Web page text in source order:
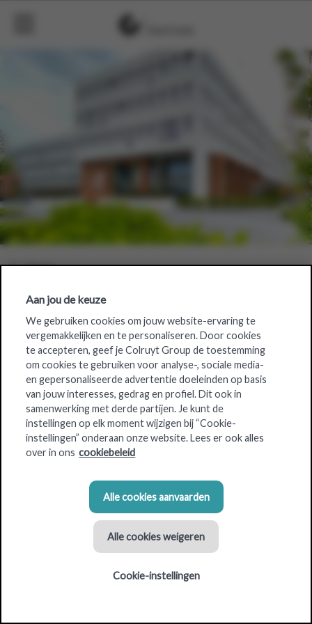
Colruyt Group Academy
Bijlerenin een ongedwongen sfeer?Professionele en
persoonlijke ontwikkeling ?
In onze eigenColruyt Group Academykunnen onze
medewerkersheel wat opleidingen volgen. Maar we gaan
verder dan dat: ook onzeklantenbieden we boeiende
workshops aan over allerlei inspirerende thema’s.
Criteria voor de locatie
Gebouwoppervlakte: 900 m² - 1200 m²
Parkeerplaatsen: 40 - 60
Aan jou de keuze
We gebruiken cookies om jouw website-ervaring te
vergemakkelijken en te personaliseren. Door cookies
te accepteren, geef je Colruyt Group de toestemming
om cookies te gebruiken voor analyse-, sociale media-
en gepersonaliseerde advertentie doeleinden op basis
van jouw interesses, gedrag en profiel. Dit ook in
samenwerking met derde partijen. Je kunt de
instellingen op elk moment wijzigen bij “Cookie-
instellingen” onderaan onze website. Lees er ook alles
over in ons cookiebeleid
Alle cookies aanvaarden
Alle cookies weigeren
Cookie-instellingen